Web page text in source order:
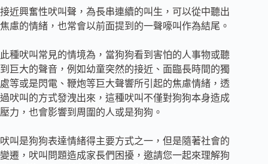
接近興奮性吠叫聲，為長串連續的叫生，可以從中聽出
焦慮的情緒，也常會以前面提到的一聲嚎叫作為結尾。
此種吠叫常見的情境為，當狗狗看到害怕的人事物或聽
到巨大的聲音，例如幼童突然的接近、面臨長時間的獨
處等或是閃電、鞭炮等巨大聲響所引起的焦慮情緒，透
過吠叫的方式發洩出來，這種吠叫不僅對狗狗本身造成
壓力，也會影響到周圍的人或是狗狗。
吠叫是狗狗表達情緒得主要方式之一，但是隨著社會的
變遷，吠叫問題造成家長們困擾，邀請您一起來理解狗